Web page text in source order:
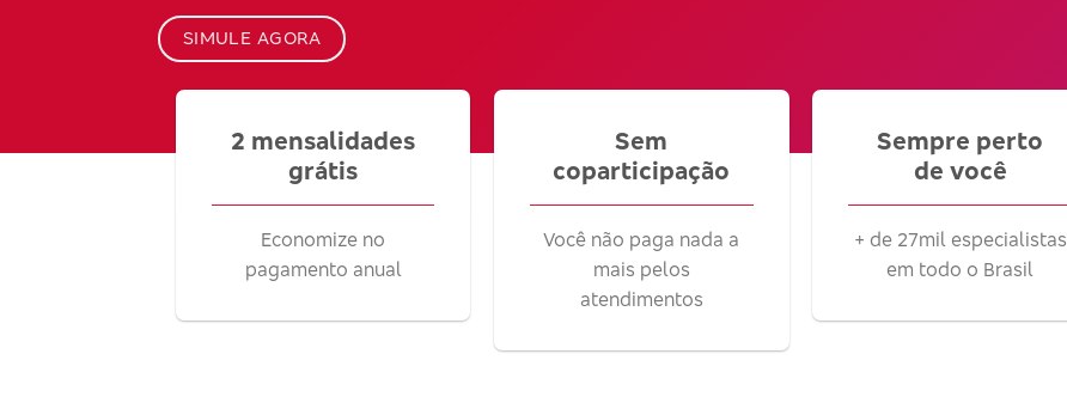
SIMULE AGORA
2 mensalidades
grátis
Economize no
pagamento anual
Sem
coparticipação
Você não paga nada a
mais pelos
atendimentos
Sempre perto
de você
+ de 27mil especialistas
em todo o Brasil